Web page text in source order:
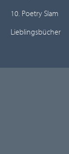
10. Poetry Slam
Lieblingsbücher